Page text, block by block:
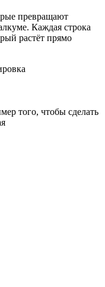
превращают
Каждая строка
растёт прямо
того, чтобы сделать